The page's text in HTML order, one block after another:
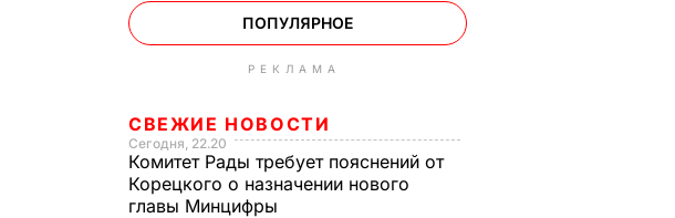
ПОПУЛЯРНОЕ
РЕКЛАМА
СВЕЖИЕ НОВОСТИ
Сегодня, 22.20
Комитет Рады требует пояснений от
Корецкого о назначении нового
главы Минцифры